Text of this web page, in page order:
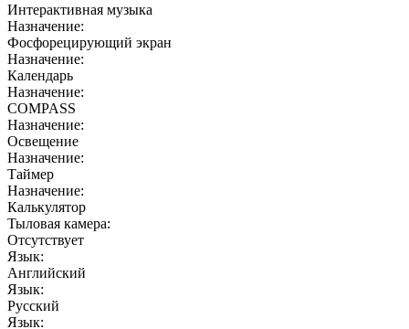
Интерактивная музыка
Назначение:
Фосфорецирующий экран
Назначение:
Календарь
Назначение:
COMPASS
Назначение:
Освещение
Назначение:
Таймер
Назначение:
Калькулятор
Тыловая камера:
Отсутствует
Язык:
Английский
Язык:
Русский
Язык: